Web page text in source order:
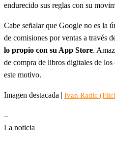
endurecido sus reglas con su
Cabe señalar que Google no es la
de comisiones por ventas a través
lo propio con su App Store.
de compra de libros digitales de
este motivo.
Imagen destacada | Ivan Radic
–
La noticia